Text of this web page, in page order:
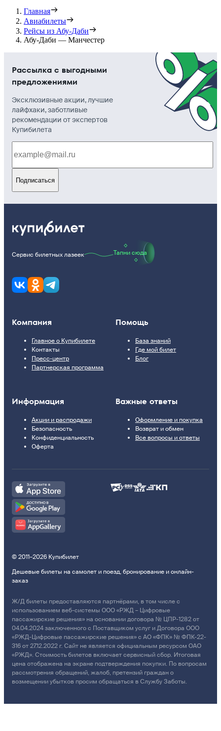
Главная
Авиабилеты
Рейсы из Абу-Даби
Абу-Даби — Манчестер
Рассылка с выгодными
предложениями
Эксклюзивные акции, лучшие
лайфхаки, заботливые
рекомендации от экспертов
Купибилета
Подписаться
Сервис билетных лазеек Тапни сюда
Компания
Главное о Купибилете
Контакты
Пресс-центр
Партнерская программа
Помощь
База знаний
Где мой билет
Блог
Информация
Акции и распродажи
Безопасность
Конфиденциальность
Оферта
Важные ответы
Оформление и покупка
Возврат и обмен
Все вопросы и ответы
© 2011–2026 Купибилет
Дешевые билеты на самолет и поезд, бронирование и онлайн-
заказ
Ж/Д билеты предоставляются партнёрами, в том числе с
использованием веб-системы ООО «РЖД – Цифровые
пассажирские решения» на основании договора № ЦПР-1282 от
04.04.2024 заключенного с Поставщиком услуг и Договора ООО
«РЖД-Цифровые пассажирские решения» с АО «ФПК» № ФПК-22-
316 от 27.12.2022 г. Сайт не является официальным ресурсом ОАО
«РЖД». Стоимость билетов включает сервисный сбор. Итоговая
цена отображена на экране подтверждения покупки. По вопросам
рассмотрения обращений, жалоб, претензий граждан о
возмещении убытков просим обращаться в Службу Заботы.